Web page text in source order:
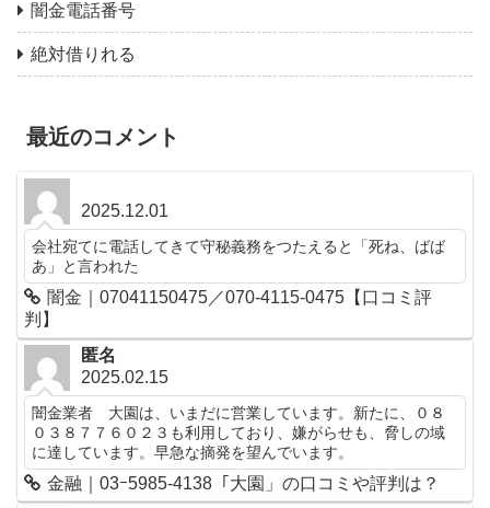
闇金電話番号
絶対借りれる
最近のコメント
2025.12.01
会社宛てに電話してきて守秘義務をつたえると「死ね、ばば
あ」と言われた
闇金｜07041150475／070-4115-0475【口コミ評
判】
匿名
2025.02.15
闇金業者 大園は、いまだに営業しています。新たに、０８
０３８７７６０２３も利用しており、嫌がらせも、脅しの域
に達しています。早急な摘発を望んでいます。
金融｜03ｰ5985-4138「大園」の口コミや評判は？